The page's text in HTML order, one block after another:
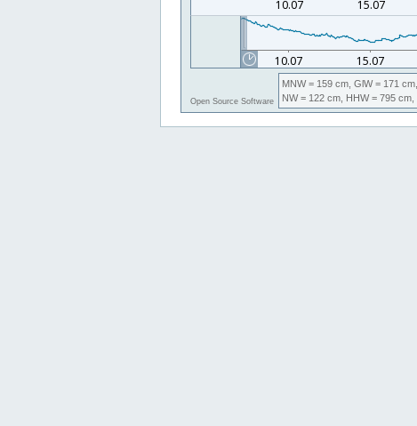
Open Source Software
MNW= 159 cm, GlW= 171 cm,
NW= 122 cm, HHW= 795 cm,